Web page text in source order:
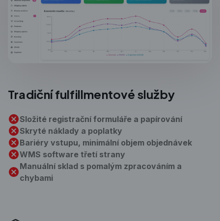
Tradičnífulfillmentové služby
Složité registrační formuláře a papírování
Skryté náklady a poplatky
Bariéry vstupu, minimální objem objednávek
WMS software třetí strany
Manuální sklad s pomalým zpracováním a
chybami